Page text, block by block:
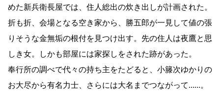
めた新兵衛長屋では、住人総出の炊き出しが計画された。
折も折、会場となる空き家から、勝五郎が一見して値の張
りそうな金無垢の根付を見つけ出す。先の住人は夜鷹と思
しき女。しかも部屋には家探しをされた跡があった。
奉行所の調べで代々の持ち主をたどると、小籐次ゆかりの
お大尽から有名力士、さらには大名までつながって……。